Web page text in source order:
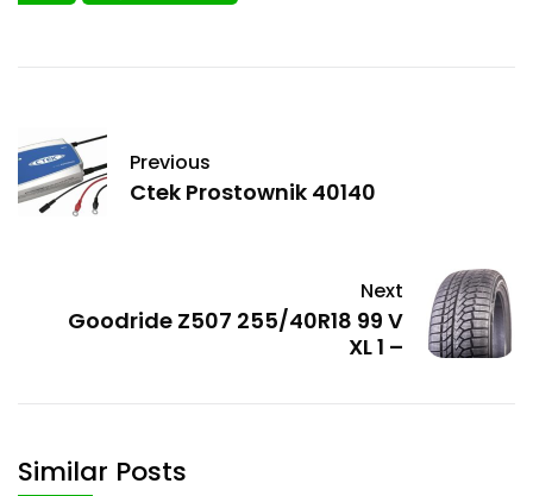
Previous
Ctek Prostownik 40140
Next
Goodride Z507 255/40R18 99 V
XL 1 –
Similar Posts